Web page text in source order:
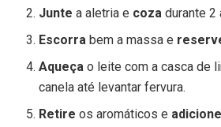
Junte a aletria e coza durante 2
Escorra bem a massa e
Aqueça o leite com a casca de
canela até levantar fervura.
Retire os aromáticos e adicione